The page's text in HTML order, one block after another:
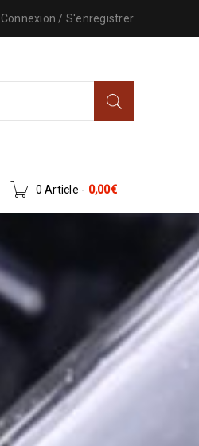
Connexion / S'enregistrer
0 Article - 0,00€